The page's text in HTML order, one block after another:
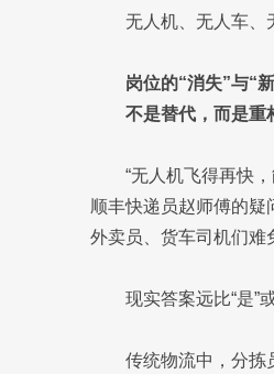
无人机、无人车、
岗位的“消失”与“新
不是替代，而是重
“无人机飞得再快
顺丰快递员赵师傅的疑
外卖员、货车司机们难
现实答案远比“是”
传统物流中，分拣